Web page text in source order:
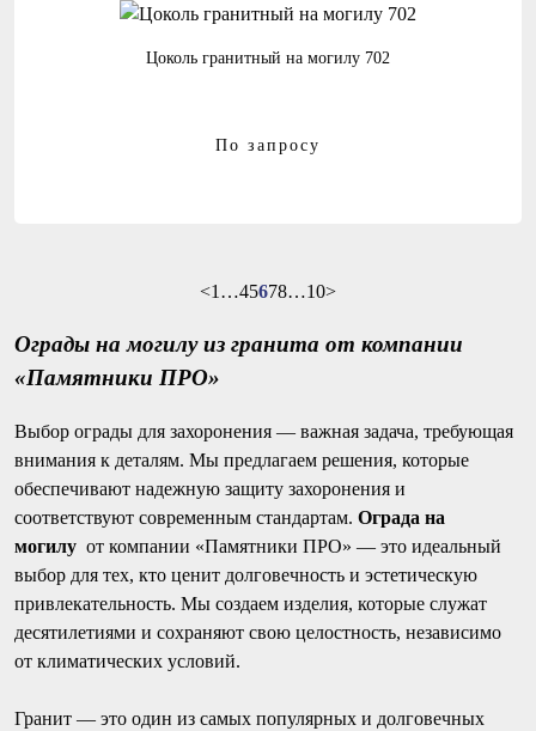
Цоколь гранитный на могилу 702
По запросу
<1 …45678…10>
Ограды на могилу из гранита от компании
«Памятники ПРО»
Выбор ограды для захоронения — важная задача, требующая
внимания к деталям. Мы предлагаем решения, которые
обеспечивают надежную защиту захоронения и
соответствуют современным стандартам. Ограда на
могилу от компании «Памятники ПРО» — это идеальный
выбор для тех, кто ценит долговечность и эстетическую
привлекательность. Мы создаем изделия, которые служат
десятилетиями и сохраняют свою целостность, независимо
от климатических условий.
Гранит — это один из самых популярных и долговечных